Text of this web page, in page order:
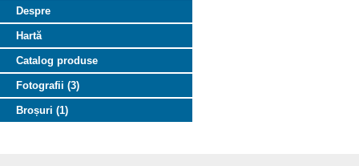
Despre
Hartă
Catalog produse
Fotografii (3)
Broșuri (1)